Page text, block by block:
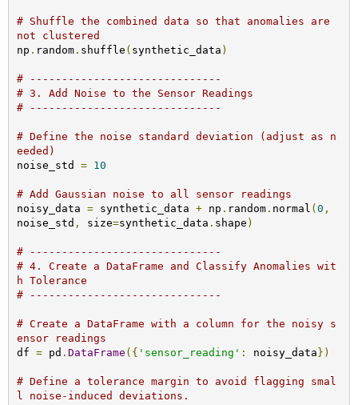
# Shuffle the combined data so that anomalies are
not clustered
np . random. shuffle ( synthetic_data )
# ------------------------------
# 3. Add Noise to the Sensor Readings
# ------------------------------
# Define the noise standard deviation (adjust as n
eeded)
noise_std = 10
# Add Gaussian noise to all sensor readings
noisy_data = synthetic_data + np . random. normal ( 0 ,
noise_std , size=synthetic_data . shape )
# ------------------------------
# 4. Create a DataFrame and Classify Anomalies wit
h Tolerance
# ------------------------------
# Create a DataFrame with a column for the noisy s
ensor readings
df = pd . DataFrame ({ 'sensor_reading' : noisy_data })
# Define a tolerance margin to avoid flagging smal
l noise-induced deviations.